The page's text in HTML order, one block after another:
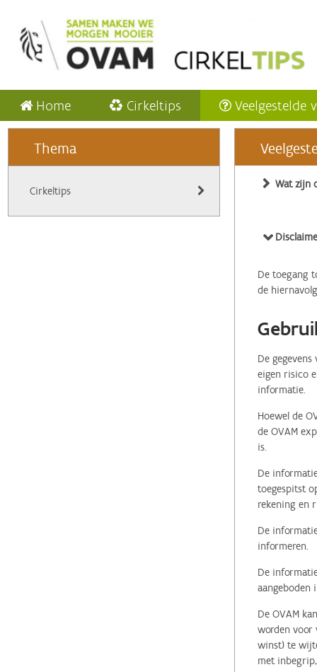
Home Cirkeltips Veelgestelde
Thema
Cirkeltips
Wat zijn
De toegang
de
De
eigen risico
informatie.
Hoewel de
de OVAM
is.
De
toegespitst
rekening en
De
informeren.
De
aangeboden
De OVAM
worden voor
winst) te
met